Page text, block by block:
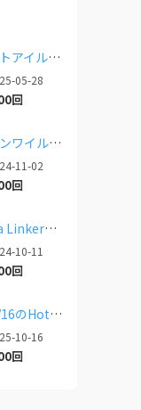
クレセントアイルで使えるツール情報まとめ【2026/07/30更新】
05-28
回
【モンハンワイルズ】美人・かわいいキャラクリレシピまとめ＋その他オススメの設定など
11-02
回
「Eureka Linker」 エウレカでの便利プラグイン【2024/10/11更新】
10-11
回
2025/10/16のHotfixでのXIVLauncherなどツールの話
10-16
回